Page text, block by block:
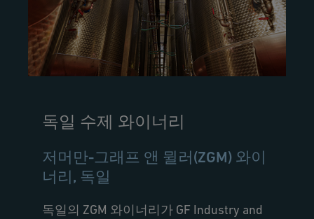
독일 수제 와이너리
저머만-그래프 앤 뮐러(ZGM) 와이
너리, 독일
독일의 ZGM 와이너리가 GF Industry and